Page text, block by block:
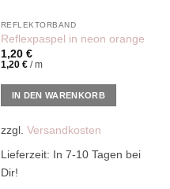
REFLEKTORBAND
Reflexpaspel in neon orange
1,20 €
1,20 €/m
IN DEN WARENKORB
zzgl. Versandkosten
Lieferzeit: In 7-10 Tagen bei
Dir!